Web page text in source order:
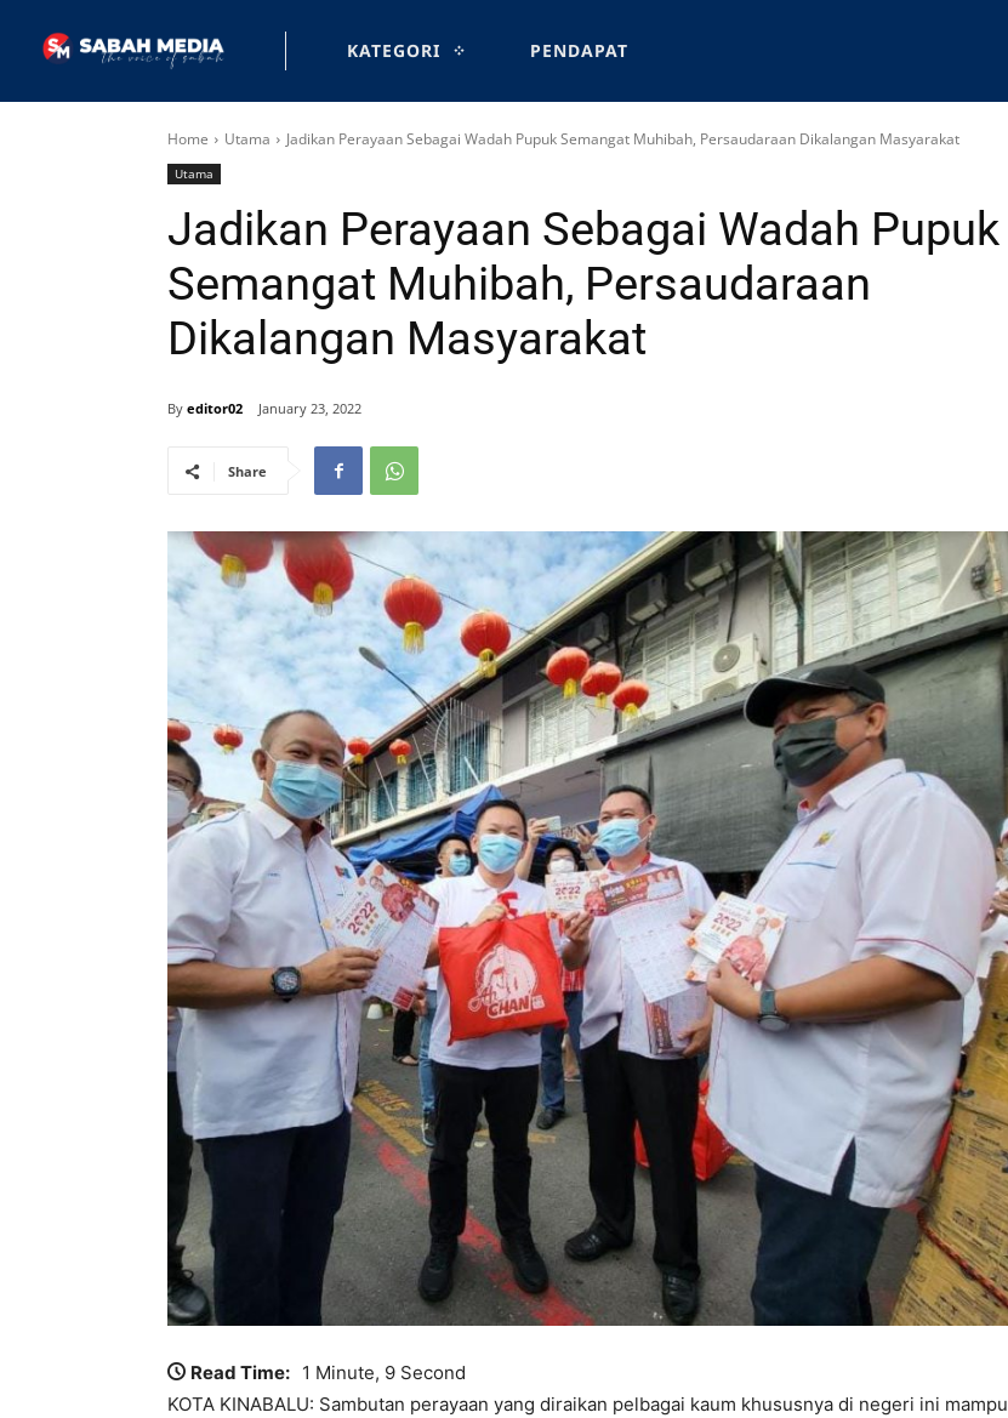
KATEGORI PENDAPAT
Home Utama Jadikan Perayaan Sebagai Wadah Pupuk Semangat Muhibah, Persaudaraan Dikalangan Masyarakat
Utama
Jadikan Perayaan Sebagai Wadah Pupuk
Semangat Muhibah, Persaudaraan
Dikalangan Masyarakat
By editor02 January 23, 2022
Share
Read Time: 1 Minute, 9 Second
KOTA KINABALU: Sambutan perayaan yang diraikan pelbagai kaum khususnya di negeri ini mampu